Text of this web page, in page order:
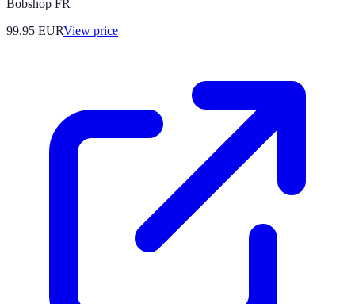
Bobshop FR
99.95 EURView price